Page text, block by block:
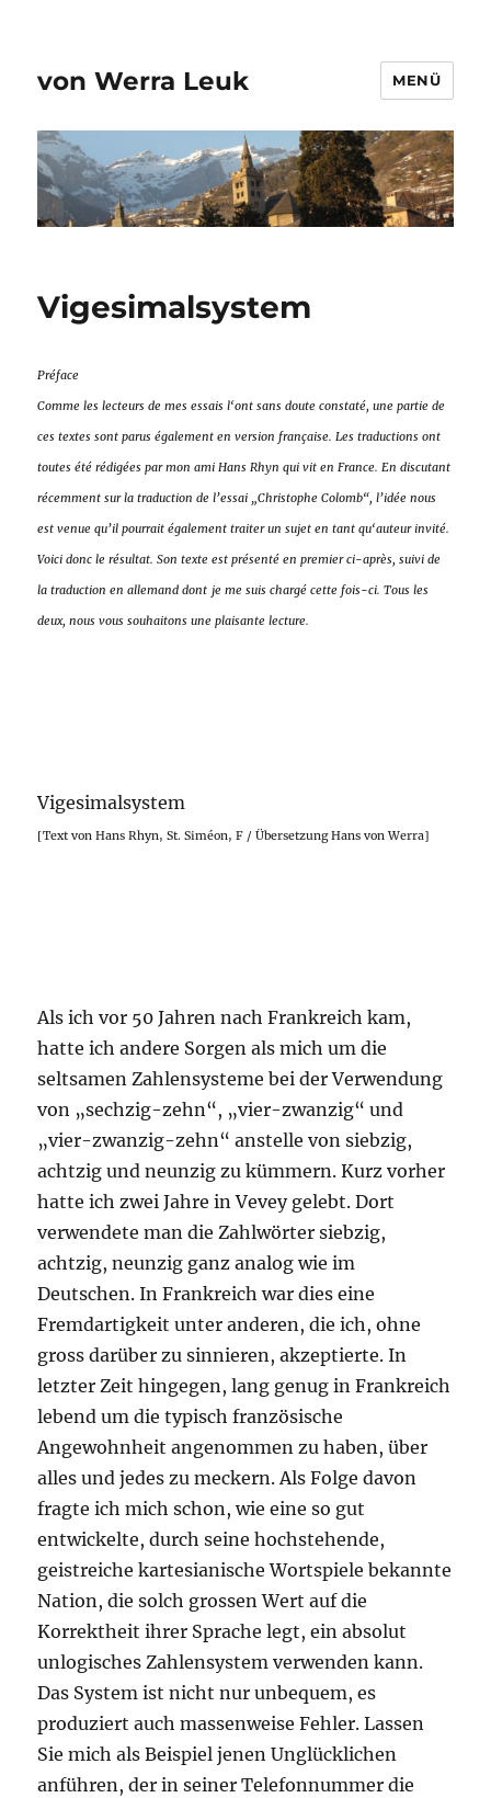
von Werra Leuk MENÜ
Vigesimalsystem
Préface
Comme les lecteurs de mes essais l‘ont sans doute constaté, une partie de
ces textes sont parus également en version française. Les traductions ont
toutes été rédigées par mon ami Hans Rhyn qui vit en France. En discutant
récemment sur la traduction de l’essai „Christophe Colomb“, l’idée nous
est venue qu’il pourrait également traiter un sujet en tant qu‘auteur invité.
Voici donc le résultat. Son texte est présenté en premier ci-après, suivi de
la traduction en allemand dont je me suis chargé cette fois-ci. Tous les
deux, nous vous souhaitons une plaisante lecture.
Vigesimalsystem
[Text von Hans Rhyn, St. Siméon, F / Übersetzung Hans von Werra]
Als ich vor 50 Jahren nach Frankreich kam,
hatte ich andere Sorgen als mich um die
seltsamen Zahlensysteme bei der Verwendung
von „sechzig-zehn“, „vier-zwanzig“ und
„vier-zwanzig-zehn“ anstelle von siebzig,
achtzig und neunzig zu kümmern. Kurz vorher
hatte ich zwei Jahre in Vevey gelebt. Dort
verwendete man die Zahlwörter siebzig,
achtzig, neunzig ganz analog wie im
Deutschen. In Frankreich war dies eine
Fremdartigkeit unter anderen, die ich, ohne
gross darüber zu sinnieren, akzeptierte. In
letzter Zeit hingegen, lang genug in Frankreich
lebend um die typisch französische
Angewohnheit angenommen zu haben, über
alles und jedes zu meckern. Als Folge davon
fragte ich mich schon, wie eine so gut
entwickelte, durch seine hochstehende,
geistreiche kartesianische Wortspiele bekannte
Nation, die solch grossen Wert auf die
Korrektheit ihrer Sprache legt, ein absolut
unlogisches Zahlensystem verwenden kann.
Das System ist nicht nur unbequem, es
produziert auch massenweise Fehler. Lassen
Sie mich als Beispiel jenen Unglücklichen
anführen, der in seiner Telefonnummer die